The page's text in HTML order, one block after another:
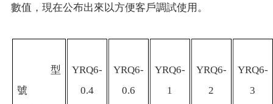
數值，現在公布出來以方便客戶調試使用。
型
號
YRQ6-
0.4
YRQ6-
0.6
YRQ6-
1
YRQ6-
2
YRQ6-
3